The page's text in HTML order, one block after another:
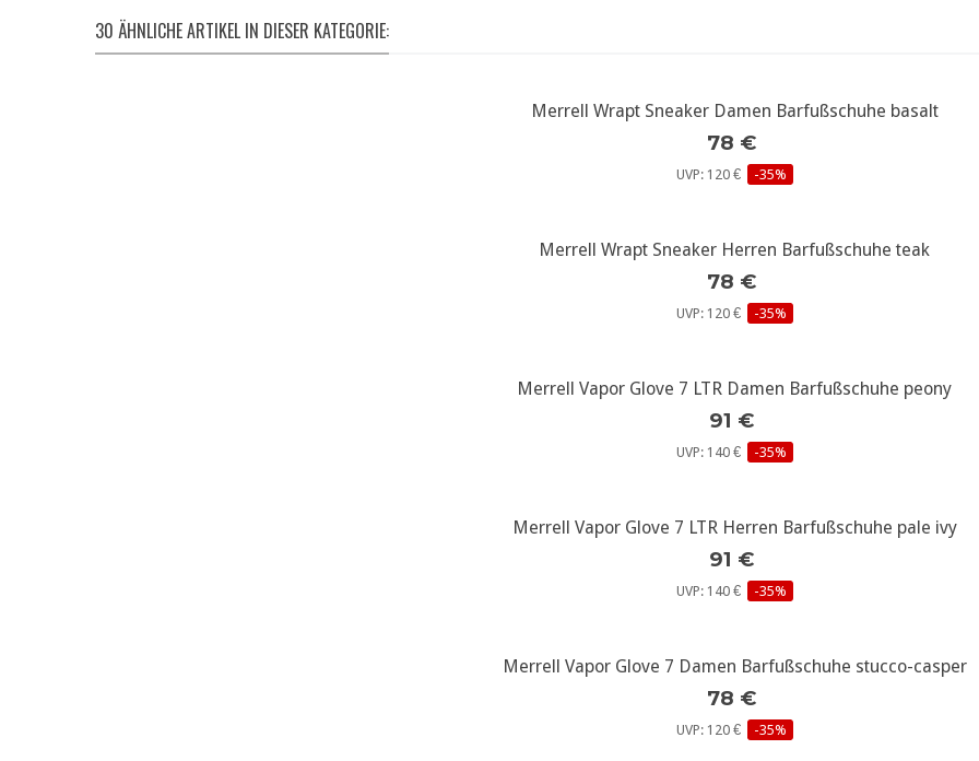
30 ÄHNLICHE ARTIKEL IN DIESER KATEGORIE:
weitere Infos...
Merrell Wrapt Sneaker Damen Barfußschuhe basalt
78 €
UVP: 120 € -35%
weitere Infos...
Merrell Wrapt Sneaker Herren Barfußschuhe teak
78 €
UVP: 120 € -35%
weitere Infos...
Merrell Vapor Glove 7 LTR Damen Barfußschuhe peony
91 €
UVP: 140 € -35%
weitere Infos...
Merrell Vapor Glove 7 LTR Herren Barfußschuhe pale ivy
91 €
UVP: 140 € -35%
weitere Infos...
Merrell Vapor Glove 7 Damen Barfußschuhe stucco-casper
78 €
UVP: 120 € -35%